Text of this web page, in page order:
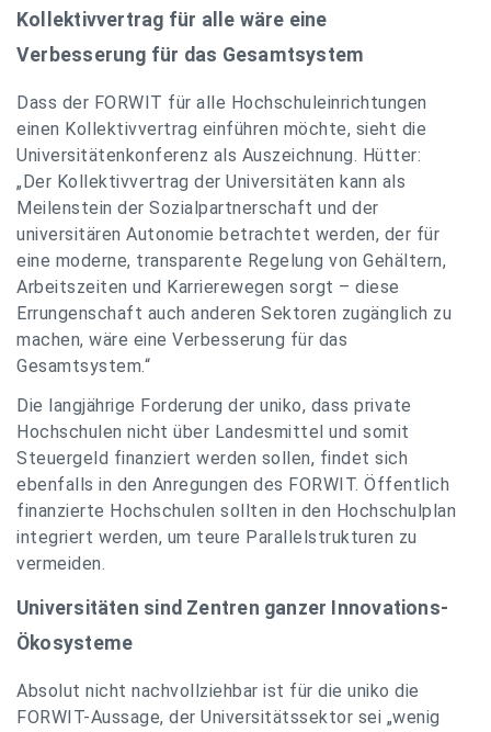
Kollektivvertrag für alle wäre eine
Verbesserung für das Gesamtsystem
Dass der FORWIT für alle Hochschuleinrichtungen
einen Kollektivvertrag einführen möchte, sieht die
Universitätenkonferenz als Auszeichnung. Hütter:
„Der Kollektivvertrag der Universitäten kann als
Meilenstein der Sozialpartnerschaft und der
universitären Autonomie betrachtet werden, der für
eine moderne, transparente Regelung von Gehältern,
Arbeitszeiten und Karrierewegen sorgt – diese
Errungenschaft auch anderen Sektoren zugänglich zu
machen, wäre eine Verbesserung für das
Gesamtsystem.“
Die langjährige Forderung der uniko, dass private
Hochschulen nicht über Landesmittel und somit
Steuergeld finanziert werden sollen, findet sich
ebenfalls in den Anregungen des FORWIT. Öffentlich
finanzierte Hochschulen sollten in den Hochschulplan
integriert werden, um teure Parallelstrukturen zu
vermeiden.
Universitäten sind Zentren ganzer Innovations-
Ökosysteme
Absolut nicht nachvollziehbar ist für die uniko die
FORWIT-Aussage, der Universitätssektor sei „wenig